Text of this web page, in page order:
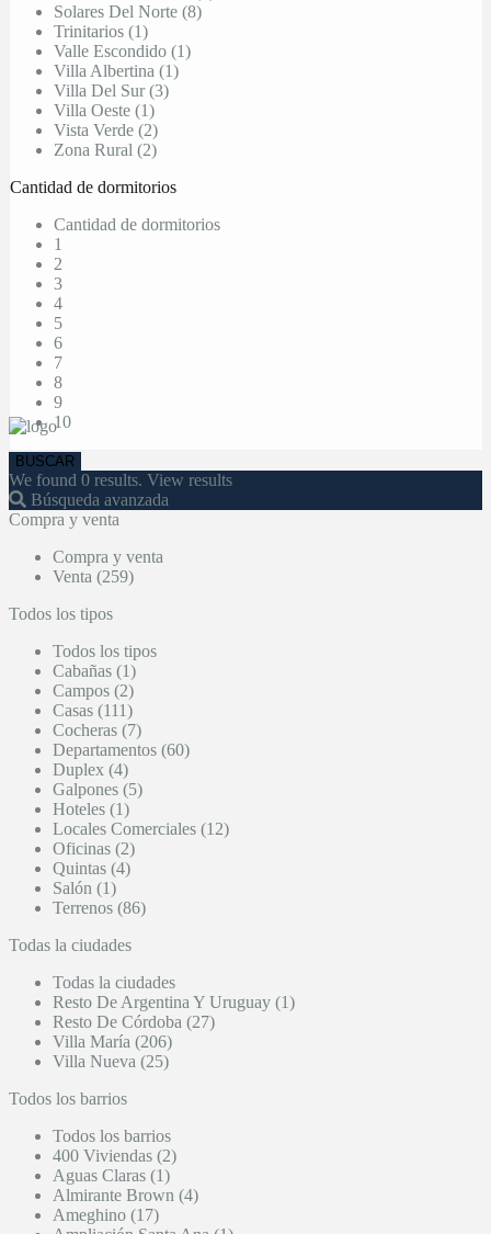
Solares Del Norte (8)
Trinitarios (1)
Valle Escondido (1)
Villa Albertina (1)
Villa Del Sur (3)
Villa Oeste (1)
Vista Verde (2)
Zona Rural (2)
Cantidad de dormitorios
Cantidad de dormitorios
1
2
3
4
5
6
7
8
9
10
We found 0 results. View results
Búsqueda avanzada
Compra y venta
Compra y venta
Venta (259)
Todos los tipos
Todos los tipos
Cabañas (1)
Campos (2)
Casas (111)
Cocheras (7)
Departamentos (60)
Duplex (4)
Galpones (5)
Hoteles (1)
Locales Comerciales (12)
Oficinas (2)
Quintas (4)
Salón (1)
Terrenos (86)
Todas la ciudades
Todas la ciudades
Resto De Argentina Y Uruguay (1)
Resto De Córdoba (27)
Villa María (206)
Villa Nueva (25)
Todos los barrios
Todos los barrios
400 Viviendas (2)
Aguas Claras (1)
Almirante Brown (4)
Ameghino (17)